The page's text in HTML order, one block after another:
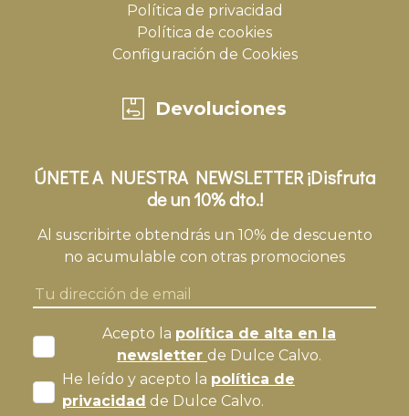
Política de privacidad
Política de cookies
Configuración de Cookies
Devoluciones
ÚNETE A NUESTRA NEWSLETTER ¡Disfruta
de un 10% dto.!
Al suscribirte obtendrás un 10% de descuento
no acumulable con otras promociones
Acepto la política de alta en la
newsletter de Dulce Calvo.
He leído y acepto la política de
privacidad de Dulce Calvo.